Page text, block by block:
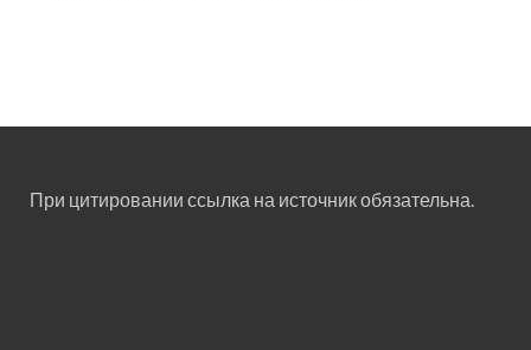
При цитировании ссылка на источник обязательна.